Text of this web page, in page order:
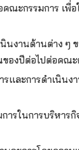
คณะกรรมการ เ
นินงานด้านต่าง
องปีต่อไปต่อคณะ
รและการดำเนิน
รในการบริหาร